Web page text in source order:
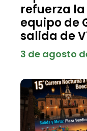
refuerza
equipo de
salida de
3 de agosto